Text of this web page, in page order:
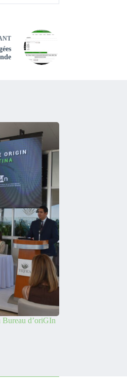
d’oriGIn